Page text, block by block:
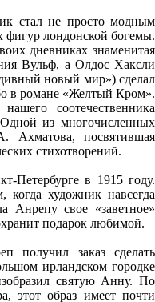
стал не просто модным
лондонской богемы.
дневниках знаменитая
Вульф, а Олдос Хаксли
новый мир») сделал
в романе «Желтый Кром».
соотечественника
из многочисленных
Ахматова, посвятившая
стихотворений.
Петербурге в 1915 году.
когда художник навсегда
Анрепу свое «заветное»
подарок любимой.
заказ сделать
ирландском городке
святую Анну. По
этот образ имеет почти